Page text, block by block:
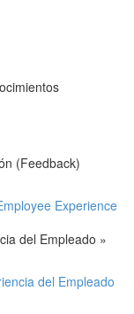
(Feedback)
Experience
del Empleado »
del Empleado